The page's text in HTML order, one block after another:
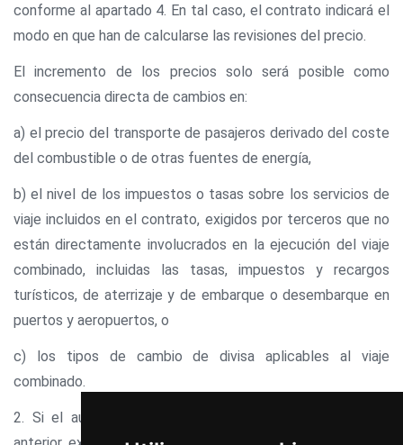
conforme al apartado 4. En tal caso, el contrato indicará el
modo en que han de calcularse las revisiones del precio.
El incremento de los precios solo será posible como
consecuencia directa de cambios en:
a) el precio del transporte de pasajeros derivado del coste
del combustible o de otras fuentes de energía,
b) el nivel de los impuestos o tasas sobre los servicios de
viaje incluidos en el contrato, exigidos por terceros que no
están directamente involucrados en la ejecución del viaje
combinado, incluidas las tasas, impuestos y recargos
turísticos, de aterrizaje y de embarque o desembarque en
puertos y aeropuertos, o
c) los tipos de cambio de divisa aplicables al viaje
combinado.
2. Si el aumento de precio mencionado en el apartado